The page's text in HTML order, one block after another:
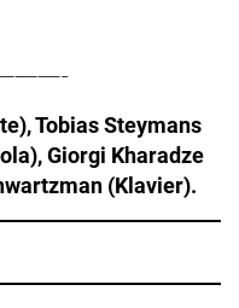
Tobias Steymans
Giorgi Kharadze
(Klavier).